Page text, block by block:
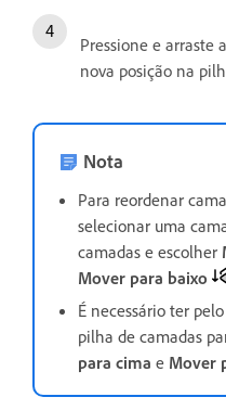
Pressione e arraste
nova posição na
Nota
Para reordenar
selecionar uma
camadas e escolher
Mover para baixo
É necessário ter
pilha de camadas
para cima e Mover